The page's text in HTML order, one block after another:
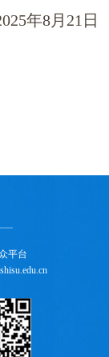
年8月 21 日
平台